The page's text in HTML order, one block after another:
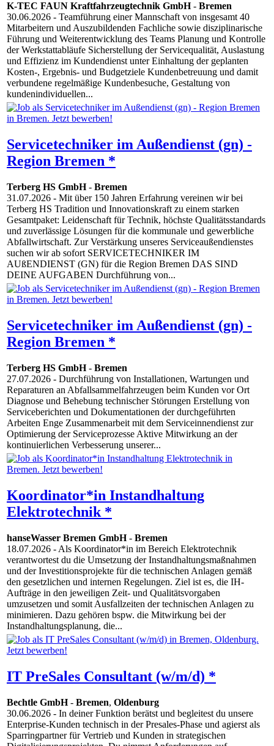
K-TEC FAUN Kraftfahrzeugtechnik GmbH- Bremen
30.06.2026 - Teamführung einer Mannschaft von insgesamt 40
Mitarbeitern und Auszubildenden Fachliche sowie disziplinarische
Führung und Weiterentwicklung des Teams Planung und Kontrolle
der Werkstattabläufe Sicherstellung der Servicequalität, Auslastung
und Effizienz im Kundendienst unter Einhaltung der geplanten
Kosten-, Ergebnis- und Budgetziele Kundenbetreuung und damit
verbundene regelmäßige Kundenbesuche, Gestaltung von
kundenindividuellen...
Servicetechniker im Außendienst (gn) -
Region Bremen *
Terberg HS GmbH- Bremen
31.07.2026 - Mit über 150 Jahren Erfahrung vereinen wir bei
Terberg HS Tradition und Innovationskraft zu einem starken
Gesamtpaket: Leidenschaft für Technik, höchste Qualitätsstandards
und zuverlässige Lösungen für die kommunale und gewerbliche
Abfallwirtschaft. Zur Verstärkung unseres Serviceaußendienstes
suchen wir ab sofort SERVICETECHNIKER IM
AUßENDIENST (GN) für die Region Bremen DAS SIND
DEINE AUFGABEN Durchführung von...
Servicetechniker im Außendienst (gn) -
Region Bremen *
Terberg HS GmbH- Bremen
27.07.2026 - Durchführung von Installationen, Wartungen und
Reparaturen an Abfallsammelfahrzeugen beim Kunden vor Ort
Diagnose und Behebung technischer Störungen Erstellung von
Serviceberichten und Dokumentationen der durchgeführten
Arbeiten Enge Zusammenarbeit mit dem Serviceinnendienst zur
Optimierung der Serviceprozesse Aktive Mitwirkung an der
kontinuierlichen Verbesserung unserer...
Koordinator*in Instandhaltung
Elektrotechnik *
hanseWasser Bremen GmbH- Bremen
18.07.2026 - Als Koordinator*in im Bereich Elektrotechnik
verantwortest du die Umsetzung der Instandhaltungsmaßnahmen
und der Investitionsprojekte für die technischen Anlagen gemäß
den gesetzlichen und internen Regelungen. Ziel ist es, die IH-
Aufträge in den jeweiligen Zeit- und Qualitätsvorgaben
umzusetzen und somit Ausfallzeiten der technischen Anlagen zu
minimieren. Dazu gehören bspw. die Mitwirkung bei der
Instandhaltungsplanung, die...
IT PreSales Consultant (w/m/d) *
Bechtle GmbH- Bremen, Oldenburg
30.06.2026 - In deiner Funktion berätst und begleitest du unsere
Enterprise-Kunden technisch in der Presales-Phase und agierst als
Sparringpartner für Vertrieb und Kunden in strategischen